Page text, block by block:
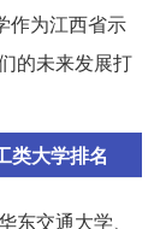
作为江西省示
的未来发展打
类大学排名
交通大学、